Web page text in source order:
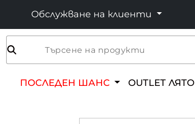
Обслужване на клиенти
Търсене на продукти
ПОСЛЕДЕН ШАНС OUTLET ЛЯТО